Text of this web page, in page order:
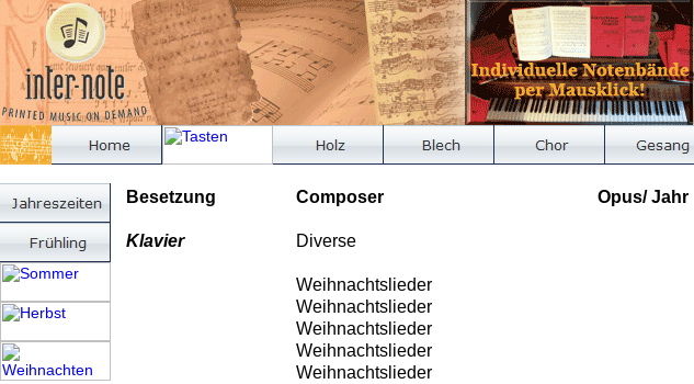
Besetzung Composer Opus/ Jahr
Klavier Diverse
Weihnachtslieder
Weihnachtslieder
Weihnachtslieder
Weihnachtslieder
Weihnachtslieder